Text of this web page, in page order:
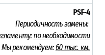
PSF-4
Периодичность замены:
по необходимости
Мы рекомендуем:60 тыс. км.